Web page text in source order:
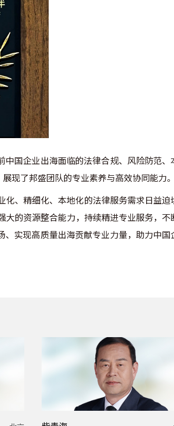
国企业出海面临的法律合规、风险防范、
现了邦盛团队的专业素养与高效协同能力。
、精细化、本地化的法律服务需求日益迫
的资源整合能力，持续精进专业服务，不
实现高质量出海贡献专业力量，助力中国